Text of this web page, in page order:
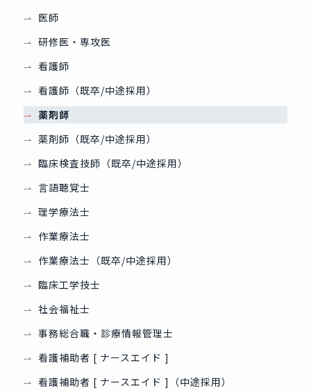
医師
研修医・専攻医
看護師
看護師（既卒/中途採用）
薬剤師
薬剤師（既卒/中途採用）
臨床検査技師（既卒/中途採用）
言語聴覚士
理学療法士
作業療法士
作業療法士（既卒/中途採用）
臨床工学技士
社会福祉士
事務総合職・診療情報管理士
看護補助者 [ ナースエイド ]
看護補助者 [ ナースエイド ]（中途採用）